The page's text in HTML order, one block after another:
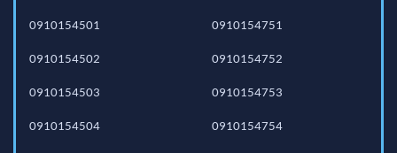
0910154501
0910154502
0910154503
0910154504
0910154751
0910154752
0910154753
0910154754